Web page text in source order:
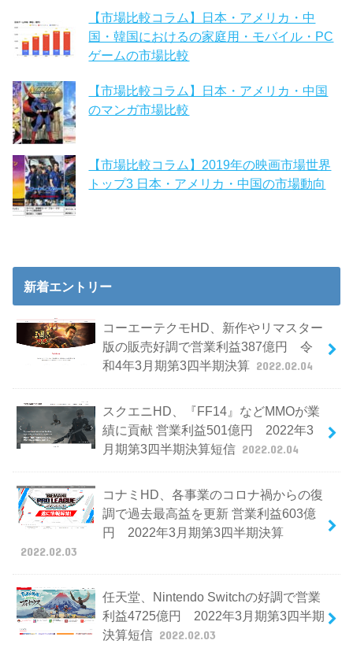
【市場比較コラム】日本・アメリカ・中
国・韓国におけるの家庭用・モバイル・PC
ゲームの市場比較
【市場比較コラム】日本・アメリカ・中国
のマンガ市場比較
【市場比較コラム】2019年の映画市場世界
トップ3 日本・アメリカ・中国の市場動向
新着エントリー
コーエーテクモHD、新作やリマスター
版の販売好調で営業利益387億円 令
和4年3月期第3四半期決算 2022.02.04
スクエニHD、『FF14』などMMOが業
績に貢献 営業利益501億円 2022年3
月期第3四半期決算短信 2022.02.04
コナミHD、各事業のコロナ禍からの復
調で過去最高益を更新 営業利益603億
円 2022年3月期第3四半期決算
2022.02.03
任天堂、Nintendo Switchの好調で営業
利益4725億円 2022年3月期第3四半期
決算短信 2022.02.03